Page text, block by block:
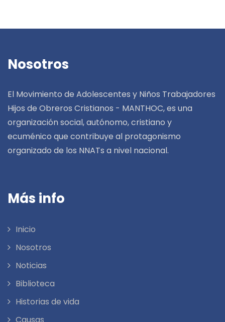
Nosotros
El Movimiento de Adolescentes y Niños Trabajadores
Hijos de Obreros Cristianos - MANTHOC, es una
organización social, autónomo, cristiano y
ecuménico que contribuye al protagonismo
organizado de los NNATs a nivel nacional.
Más info
Inicio
Nosotros
Noticias
Biblioteca
Historias de vida
Causas